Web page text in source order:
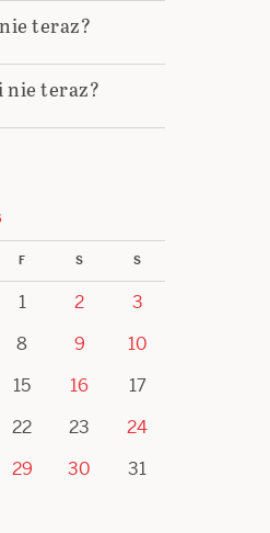
teraz?
nie teraz?
F S S
1 2
3
8 9
10
15 16
17
22 23
24
29 30
31